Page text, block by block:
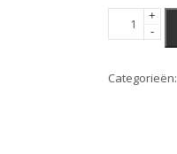
Kérastase
Fusio-
Homelab
+
-
Categorieën: